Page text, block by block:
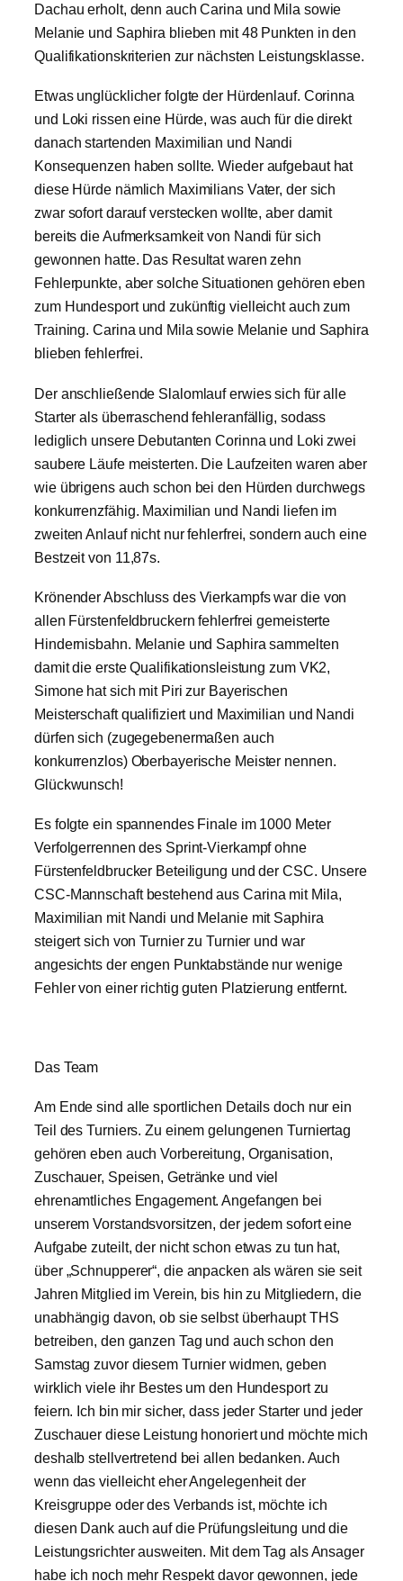
Dachau erholt, denn auch Carina und Mila sowie
Melanie und Saphira blieben mit 48 Punkten in den
Qualifikationskriterien zur nächsten Leistungsklasse.
Etwas unglücklicher folgte der Hürdenlauf. Corinna
und Loki rissen eine Hürde, was auch für die direkt
danach startenden Maximilian und Nandi
Konsequenzen haben sollte. Wieder aufgebaut hat
diese Hürde nämlich Maximilians Vater, der sich
zwar sofort darauf verstecken wollte, aber damit
bereits die Aufmerksamkeit von Nandi für sich
gewonnen hatte. Das Resultat waren zehn
Fehlerpunkte, aber solche Situationen gehören eben
zum Hundesport und zukünftig vielleicht auch zum
Training. Carina und Mila sowie Melanie und Saphira
blieben fehlerfrei.
Der anschließende Slalomlauf erwies sich für alle
Starter als überraschend fehleranfällig, sodass
lediglich unsere Debutanten Corinna und Loki zwei
saubere Läufe meisterten. Die Laufzeiten waren aber
wie übrigens auch schon bei den Hürden durchwegs
konkurrenzfähig. Maximilian und Nandi liefen im
zweiten Anlauf nicht nur fehlerfrei, sondern auch eine
Bestzeit von 11,87s.
Krönender Abschluss des Vierkampfs war die von
allen Fürstenfeldbruckern fehlerfrei gemeisterte
Hindernisbahn. Melanie und Saphira sammelten
damit die erste Qualifikationsleistung zum VK2,
Simone hat sich mit Piri zur Bayerischen
Meisterschaft qualifiziert und Maximilian und Nandi
dürfen sich (zugegebenermaßen auch
konkurrenzlos) Oberbayerische Meister nennen.
Glückwunsch!
Es folgte ein spannendes Finale im 1000 Meter
Verfolgerrennen des Sprint-Vierkampf ohne
Fürstenfeldbrucker Beteiligung und der CSC. Unsere
CSC-Mannschaft bestehend aus Carina mit Mila,
Maximilian mit Nandi und Melanie mit Saphira
steigert sich von Turnier zu Turnier und war
angesichts der engen Punktabstände nur wenige
Fehler von einer richtig guten Platzierung entfernt.
Das Team
Am Ende sind alle sportlichen Details doch nur ein
Teil des Turniers. Zu einem gelungenen Turniertag
gehören eben auch Vorbereitung, Organisation,
Zuschauer, Speisen, Getränke und viel
ehrenamtliches Engagement. Angefangen bei
unserem Vorstandsvorsitzen, der jedem sofort eine
Aufgabe zuteilt, der nicht schon etwas zu tun hat,
über „Schnupperer“, die anpacken als wären sie seit
Jahren Mitglied im Verein, bis hin zu Mitgliedern, die
unabhängig davon, ob sie selbst überhaupt THS
betreiben, den ganzen Tag und auch schon den
Samstag zuvor diesem Turnier widmen, geben
wirklich viele ihr Bestes um den Hundesport zu
feiern. Ich bin mir sicher, dass jeder Starter und jeder
Zuschauer diese Leistung honoriert und möchte mich
deshalb stellvertretend bei allen bedanken. Auch
wenn das vielleicht eher Angelegenheit der
Kreisgruppe oder des Verbands ist, möchte ich
diesen Dank auch auf die Prüfungsleitung und die
Leistungsrichter ausweiten. Mit dem Tag als Ansager
habe ich noch mehr Respekt davor gewonnen, jede